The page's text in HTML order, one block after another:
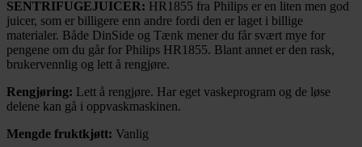
SENTRIFUGEJUICER: HR1855 fra Philips er en liten men god
juicer, som er billigere enn andre fordi den er laget i billige
materialer. Både DinSide og Tænk mener du får svært mye for
pengene om du går for Philips HR1855. Blant annet er den rask,
brukervennlig og lett å rengjøre.
Rengjøring: Lett å rengjøre. Har eget vaskeprogram og de løse
delene kan gå i oppvaskmaskinen.
Mengde fruktkjøtt: Vanlig